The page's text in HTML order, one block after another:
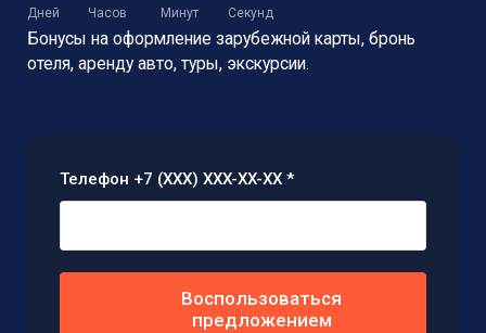
Дней Часов Минут Секунд
Бонусы на оформление зарубежной карты, бронь
отеля, аренду авто, туры, экскурсии.
Телефон +7 (XXX) XXX-XX-XX *
Воспользоваться
предложением